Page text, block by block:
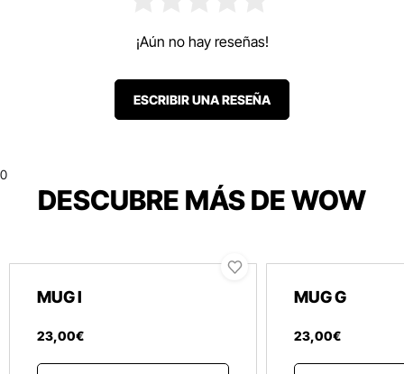
¡Aún no hay reseñas!
ESCRIBIR UNA RESEÑA
0
DESCUBRE MÁS DE WOW
MUG I
23,00€
MUG G
23,00€